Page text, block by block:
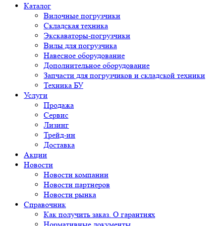
Каталог
Вилочные погрузчики
Складская техника
Экскаваторы-погрузчики
Вилы для погрузчика
Навесное оборудование
Дополнительное оборудование
Запчасти для погрузчиков и складской техники
Техника БУ
Услуги
Продажа
Сервис
Лизинг
Трейд-ин
Доставка
Акции
Новости
Новости компании
Новости партнеров
Новости рынка
Справочник
Как получить заказ. О гарантиях
Нормативные документы